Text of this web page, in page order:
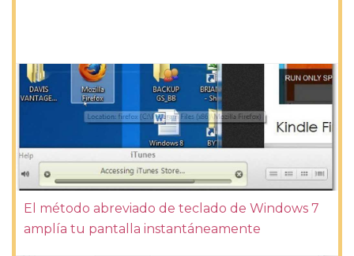
El método abreviado de teclado de Windows 7
amplía tu pantalla instantáneamente